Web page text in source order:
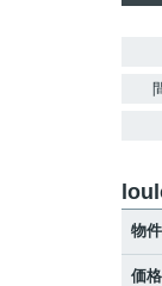
物
価格